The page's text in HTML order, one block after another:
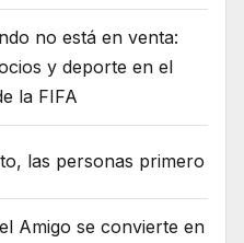
no está en venta:
y deporte en el
la FIFA
las personas primero
Amigo se convierte en